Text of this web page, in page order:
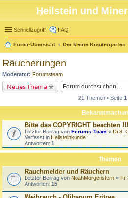
Heilstein und
Schnellzugriff FAQ
Foren-Übersicht Der kleine Kräutergarten
Räucherungen
Moderator: Forumsteam
Neues Thema
21 Themen • Seite 1
Bitte das COPYRIGHT beachten
Letzter Beitrag von Forums-Team « Di 8.
Verfasst in Heilsteinkunde
Antworten: 1
Themen
Rauchmelder und Räuchern
Letzter Beitrag von NoahMorgenstern « Fr
Antworten: 15
Weihrauch - Olibanum Eritrea